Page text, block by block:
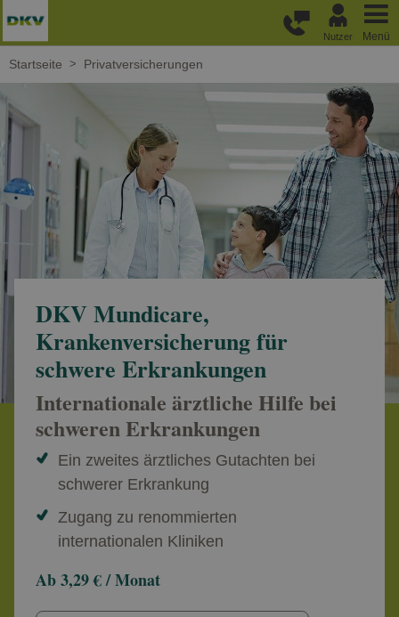
Nutzer Menü
Startseite Privatversicherungen
DKV Mundicare,
Krankenversicherung für
schwere Erkrankungen
Internationale ärztliche Hilfe bei
schweren Erkrankungen
Ein zweites ärztliches Gutachten bei
schwerer Erkrankung
Zugang zu renommierten
internationalen Kliniken
Ab 3,29 € / Monat